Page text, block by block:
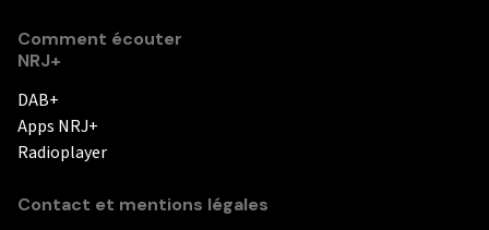
Comment écouter
NRJ+
DAB+
Apps NRJ+
Radioplayer
Contact et mentions légales